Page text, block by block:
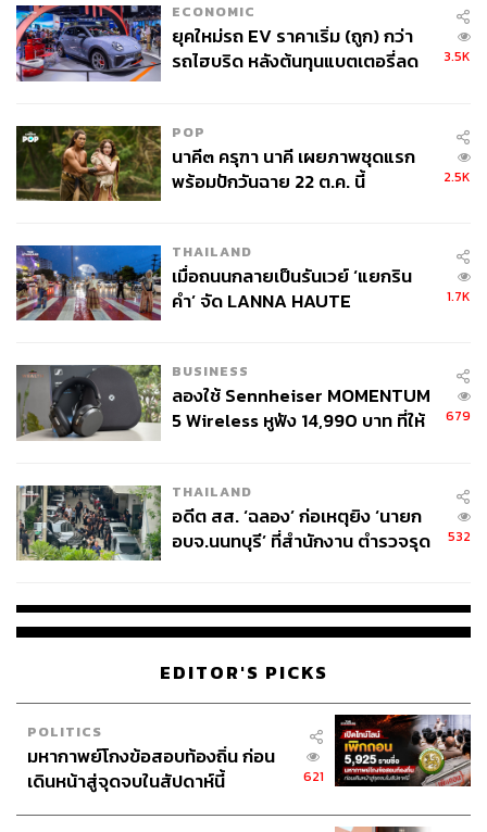
ECONOMIC
ยุคใหม่รถ EV ราคาเริ่ม (ถูก) กว่า
รถไฮบริด หลังต้นทุนแบตเตอรี่ลด
3.5K
POP
นาคี๓ ครุฑา นาคี เผยภาพชุดแรก
พร้อมปักวันฉาย 22 ต.ค. นี้
2.5K
THAILAND
เมื่อถนนกลายเป็นรันเวย์ ‘แยกริน
คำ’ จัด LANNA HAUTE
1.7K
BUSINESS
ลองใช้ Sennheiser MOMENTUM
5 Wireless หูฟัง 14,990 บาท ที่ให้
679
THAILAND
อดีต สส. ‘ฉลอง’ ก่อเหตุยิง ‘นายก
อบจ.นนทบุรี’ ที่สำนักงาน ตำรวจรุด
532
EDITOR'S PICKS
POLITICS
มหากาพย์โกงข้อสอบท้องถิ่น ก่อน
เดินหน้าสู่จุดจบในสัปดาห์นี้
621